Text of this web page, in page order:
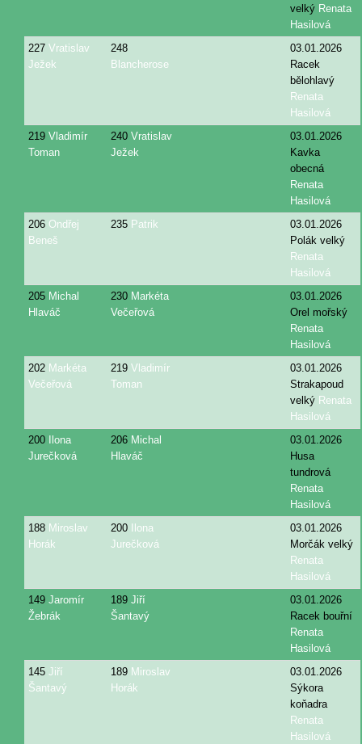
velký Renata
Hasilová
227 Vratislav
Ježek
248
Blancherose
03.01.2026
Racek
bělohlavý
Renata
Hasilová
219 Vladimír
Toman
240 Vratislav
Ježek
03.01.2026
Kavka
obecná
Renata
Hasilová
206 Ondřej
Beneš
235 Patrik
03.01.2026
Polák velký
Renata
Hasilová
205 Michal
Hlaváč
230 Markéta
Večeřová
03.01.2026
Orel mořský
Renata
Hasilová
202 Markéta
Večeřová
219 Vladimír
Toman
03.01.2026
Strakapoud
velký Renata
Hasilová
200
Ilona
Jurečková
206 Michal
Hlaváč
03.01.2026
Husa
tundrová
Renata
Hasilová
188 Miroslav
Horák
200
Ilona
Jurečková
03.01.2026
Morčák velký
Renata
Hasilová
149 Jaromír
Žebrák
189 Jiří
Šantavý
03.01.2026
Racek bouřní
Renata
Hasilová
145 Jiří
Šantavý
189 Miroslav
Horák
03.01.2026
Sýkora
koňadra
Renata
Hasilová